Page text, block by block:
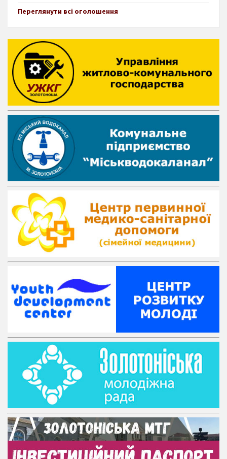
Переглянути всі оголошення